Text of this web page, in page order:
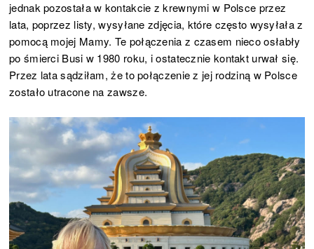
jednak pozostała w kontakcie z krewnymi w Polsce przez
lata, poprzez listy, wysyłane zdjęcia, które często wysyłała z
pomocą mojej Mamy. Te połączenia z czasem nieco osłabły
po śmierci Busi w 1980 roku, i ostatecznie kontakt urwał się.
Przez lata sądziłam, że to połączenie z jej rodziną w Polsce
zostało utracone na zawsze.